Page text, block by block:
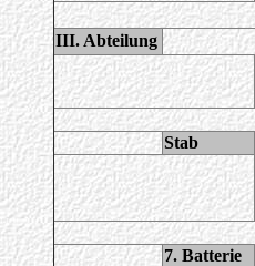
III. Abteilung
Stab
7. Batterie